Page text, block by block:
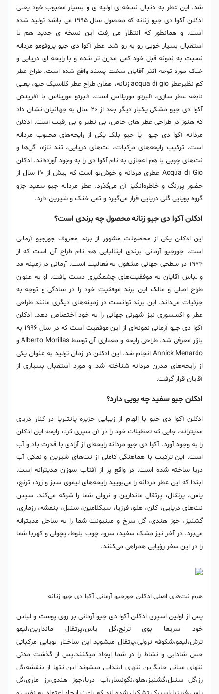
شد. این عطر به دنبال نسخه ی اولیه ی و بسیار محبوب خود یعنی
ادکلن آکوا دی جیو زنانه که محصول سال ۱۹۹۵ می باشد تولید شده
است. و همانطور که انتظار می رفت این نسخه ی جدید هم با
استقبال بسیار خوبی رو به رو شد. عطر آکوا دی جیو پروفومو مردانه
نسبت به نمونه قبل خود کمی مدرن تر شده و با رایحه ای دریایی و
خنک مورد توجه اکثر آقایان سخت پسند واقع شده است. طراح عطر
کم نظیرعطر acqua di gio زنانه، همان طراح عطر کلاسیک جیو، یعنی
نابغه عطر سازی، آلبرتو موریلاس است. آلبرتو موریلاس با آفرینش
آکوا دی جیو مشکی یکبار دیگر بعد از ۲۰ سال به جهانیان نشان داد
که هنوز در طراحی عطر های خاص، بی نظیر و بی رقیب است. ادکلن
مردانه آکوا دی جیو یا جیو بلک یکی از رایحه‌های محبوب مردانه
است. ترکیب رایحه‌های مرکبات، نت‌های دریایی، تند تازه، گل‌ها و
نت‌های چوبی با هم اعجازی به نام آکوا دی را به وجود آورده‌اند. ادکلن
Acqua di Gio عطری مردانه و خوش‌بو است که بیش از ۲۰ سال از
حضور پررنگ و خاطره‌انگیز آن می‌گذرد. عطر مردانه جیو سفید جزو
گروه بویایی گلی دریایی قرار می‌گیرد و تمی خنک و شیرین دارد.
ادکلن آکوا دی جیو زنانه محصول چه برندی است؟
این ادکلن یکی از محصولات مشهور از برند معروف جورجیو آرمانی
است. جورجیو آرمانی برندی ایتالیایی هم نام طراح آن است که از
۱۹۷۴ در سطحی جهانی مشغول به فعالیت است. آرمانی در زمینه مد
و لباس آقایان به موفقیت‌های چشمگیری دست یافت. او به عنوان
طراح اصلی و مالک این برند موفقیت خود را در سادگی و توجه به
جزئیات می‌داند. این برند توانست در زمینه‌های دیگری مانند طراحی
عطر و اکسسوری نیز شهرتی جهانی را به خود اختصاص دهد. ادکلن
آکوا دی جیو آرمانی نمونه‌ای از این موفقیت است که در سال ۱۹۹۶ به
بازار معرفی شد. طراحی رایحه و معماری آن توسط Alberto Morillas و
Annick Menardo انجام شد. این ادکلن در زمان تولید به عنوان یکی
از رایحه‌های مدرن مردانه شناخته شد و مورد استقبال بسیاری از
آقایان قرار گرفت.
ادکلن جیو سفید چه بویی دارد؟
ادکلن آکوا دی جیو با الهام از زیبایی جزیره پانتلریا در کنار دریای
مدیترانه، جایی که تعطیلات خود را در آن سپری کرد، رایحه ‌این ادکلن
را به وجود آورد. آکوا دی جیو مردانه رایحه‌ای از آزادی با قدرت باد و آب
است. این ترکیب با هماهنگی کاملی از نت‌های شیرین و نمکی آب
دریا ساخته شده است. در واقع پر از آفتاب سوزان مدیترانه است.
ابتدا که این عطر مردانه را می‌بویید رایحه‌های لیموی سبز و زرد، ترنج،
یاس، پرتقال، پرتقال ماندارین و نرولی شما را شوکه می‌کند. سپس
نت‌های دریایی، کلن، هلو، فرزیا، سیکلامین، سنبل، بنفشه، رزماری،
گشنیز، جوز هندی، گل سرخ و مینیونت شما را به ساحل مدیترانه
می‌برد. در آخر نیز مشک سفید، سرو، چوب بلوط، پچولی و کهربا شما
را در این سفر رؤیایی همراهی می‌کنند.
هرم نت‌های اصلی ادکلن جورجیو آرمانی آکوا دی جیو زنانه
پس از اولین اسپری ادکلن آکوا دی جیو آرمانی بر روی پوست و لباس
خود سریعا بوی ترنج،گل یاس،پرتقال ماندارین،لیمو
ترش،لیمو،شکوفه نرولی،پرتقال میشوید این ساختار بویایی مرکباتی
حس شادابی و نشاط را در شما ایجاد میکنند.پس از گذشت مدتی
نتهای میانی جایگزین نتهای ابتدایی میشوند این نتها از بنفشه،گل
رز،گل سنبل،گشنیز،هلو،نگونسار،آب دریا،جوز هندی،رز ماری،گل